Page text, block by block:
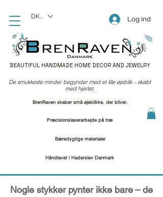
BEAUTIFUL HANDMADE HOME DECOR AND JEWELRY
Log ind
DKK (kr)
Præcisionslaserarbejde på træ
Bæredygtige materialer
Håndlavet i Haderslev Danmark
De smukkeste minder begynder med et lille øjeblik – skabt
med hjertet.
BrenRaven skaber små øjeblikke, der bliver.
Nogle stykker pynter ikke bare– de